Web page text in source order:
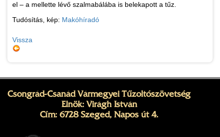
el – a mellette lévő szalmabálába is belekapott a tűz.
Tudósítás, kép: Makóhíradó
Vissza
Csongrád-Csanád Vármegyei Tűzoltószövetség
Elnök: Virágh István
Cím: 6728 Szeged, Napos út 4.